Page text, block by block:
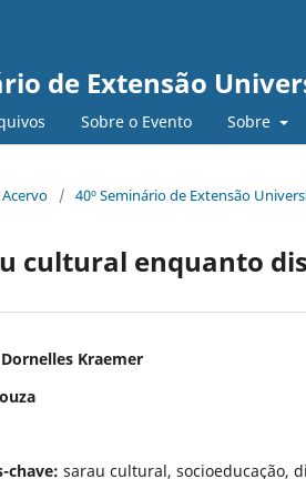
de Extensão
Sobre o Evento Sobre
Acervo / 40º Seminário de Extensão
cultural enquanto
Kraemer
chave: sarau cultural, socioeducação,